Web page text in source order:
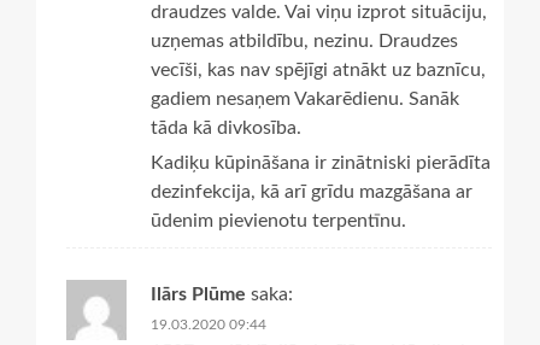
draudzes valde. Vai viņu izprot situāciju,
uzņemas atbildību, nezinu. Draudzes
vecīši, kas nav spējīgi atnākt uz baznīcu,
gadiem nesaņem Vakarēdienu. Sanāk
tāda kā divkosība.
Kadiķu kūpināšana ir zinātniski pierādīta
dezinfekcija, kā arī grīdu mazgāšana ar
ūdenim pievienotu terpentīnu.
Ilārs Plūme saka:
19.03.2020 09:44